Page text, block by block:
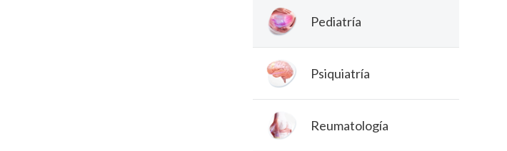
Pediatría
Psiquiatría
Reumatología